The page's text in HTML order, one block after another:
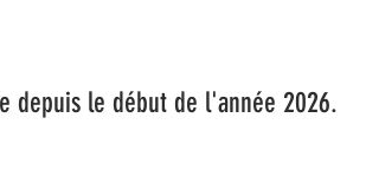
le début de l'année 2026.